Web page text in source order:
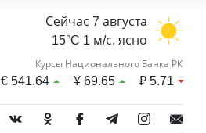
Сейчас 7 августа
15°C 1 м/с, ясно
Курсы Национального Банка РК
€541.64 ¥69.65 ₽5.71